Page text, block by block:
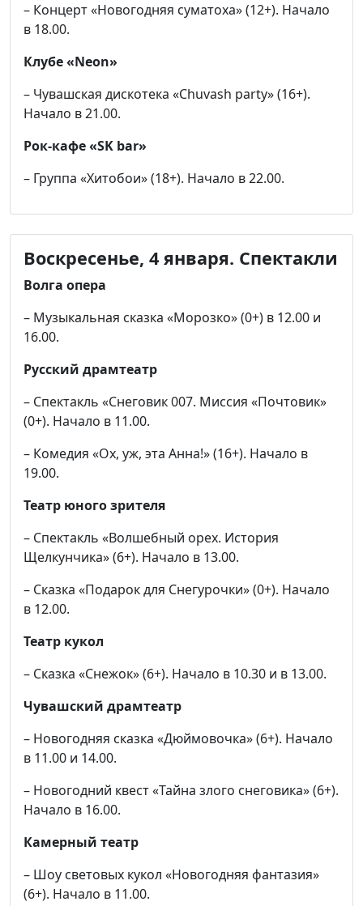
– Концерт «Новогодняя суматоха» (12+). Начало
в 18.00.
Клубе «Neon»
– Чувашская дискотека «Chuvash party» (16+).
Начало в 21.00.
Рок-кафе «SK bar»
– Группа «Хитобои» (18+). Начало в 22.00.
Воскресенье, 4 января. Спектакли
Волга опера
– Музыкальная сказка «Морозко» (0+) в 12.00 и
16.00.
Русский драмтеатр
– Спектакль «Снеговик 007. Миссия «Почтовик»
(0+). Начало в 11.00.
– Комедия «Ох, уж, эта Анна!» (16+). Начало в
19.00.
Театр юного зрителя
– Спектакль «Волшебный орех. История
Щелкунчика» (6+). Начало в 13.00.
– Сказка «Подарок для Снегурочки» (0+). Начало
в 12.00.
Театр кукол
– Сказка «Снежок» (6+). Начало в 10.30 и в 13.00.
Чувашский драмтеатр
– Новогодняя сказка «Дюймовочка» (6+). Начало
в 11.00 и 14.00.
– Новогодний квест «Тайна злого снеговика» (6+).
Начало в 16.00.
Камерный театр
– Шоу световых кукол «Новогодняя фантазия»
(6+). Начало в 11.00.